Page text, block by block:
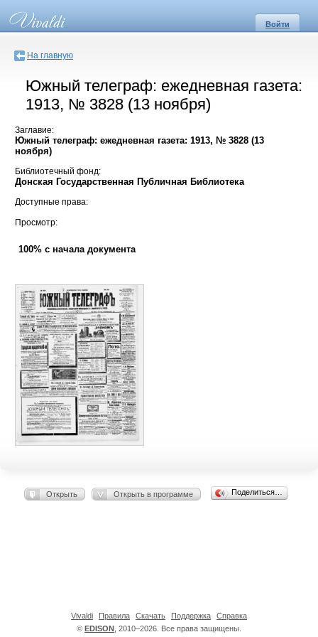
Войти
На главную
Южный телеграф: ежедневная газета:
1913, № 3828 (13 ноября)
Заглавие:
Южный телеграф: ежедневная газета: 1913, № 3828 (13
ноября)
Библиотечный фонд:
Донская Государственная Публичная Библиотека
Доступные права:
Просмотр:
100% с начала документа
Открыть Открыть в программе Поделиться…
© EDISON , 2010–2026. Все права защищены.
Vivaldi Правила Скачать Поддержка Справка